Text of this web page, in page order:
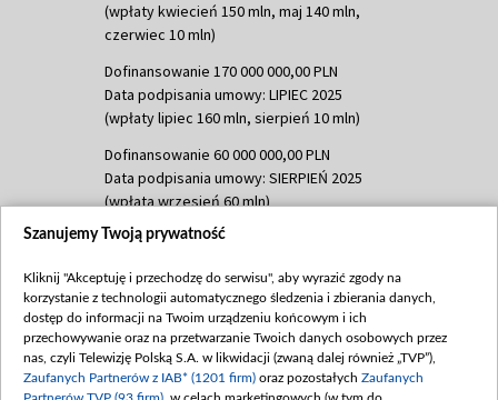
(wpłaty kwiecień 150 mln, maj 140 mln,
czerwiec 10 mln)
Dofinansowanie 170 000 000,00 PLN
Data podpisania umowy: LIPIEC 2025
(wpłaty lipiec 160 mln, sierpień 10 mln)
Dofinansowanie 60 000 000,00 PLN
Data podpisania umowy: SIERPIEŃ 2025
(wpłata wrzesień 60 mln)
Dofinansowanie 635 783 051,21 PLN
(wpłata wrzesień 100 mln, październik 350
mln, listopad 265 mln)
Dofinansowanie 48 862 000,00 PLN
Data podpisania umowy: GRUDZIEŃ 2025
(wpłata grudzień 60,548 mln)
Szanujemy Twoją prywatność
Kliknij "Akceptuję i przechodzę do serwisu", aby wyrazić zgody na
korzystanie z technologii automatycznego śledzenia i zbierania danych,
dostęp do informacji na Twoim urządzeniu końcowym i ich
przechowywanie oraz na przetwarzanie Twoich danych osobowych przez
nas, czyli Telewizję Polską S.A. w likwidacji (zwaną dalej również „TVP”),
Zaufanych Partnerów z IAB* (1201 firm) oraz pozostałych Zaufanych